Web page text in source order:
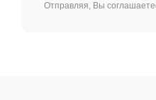
Отправляя, Вы